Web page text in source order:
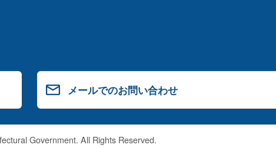
メールでのお問い合わせ
Government. All Rights Reserved.